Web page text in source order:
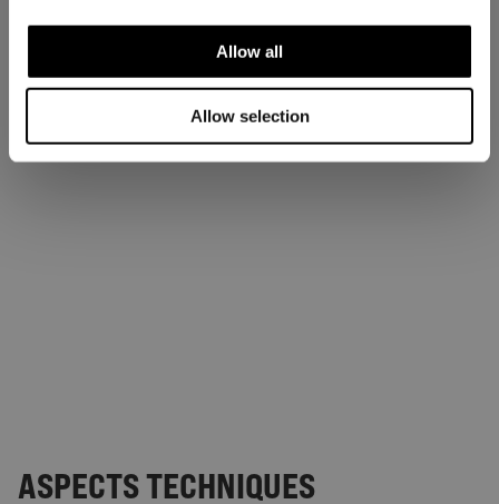
Allow all
Allow selection
ASPECTS TECHNIQUES